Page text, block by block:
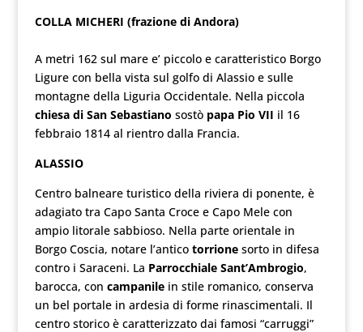
COLLA MICHERI (frazione di Andora)
A metri 162 sul mare e’ piccolo e caratteristico Borgo
Ligure con bella vista sul golfo di Alassio e sulle
montagne della Liguria Occidentale. Nella piccola
chiesa di San Sebastiano sostò papa Pio VII il 16
febbraio 1814 al rientro dalla Francia.
ALASSIO
Centro balneare turistico della riviera di ponente, è
adagiato tra Capo Santa Croce e Capo Mele con
ampio litorale sabbioso. Nella parte orientale in
Borgo Coscia, notare l’antico torrionesorto in difesa
contro i Saraceni. La Parrocchiale Sant’Ambrogio,
barocca, con campanilein stile romanico, conserva
un bel portale in ardesia di forme rinascimentali. Il
centro storico è caratterizzato dai famosi “carruggi”